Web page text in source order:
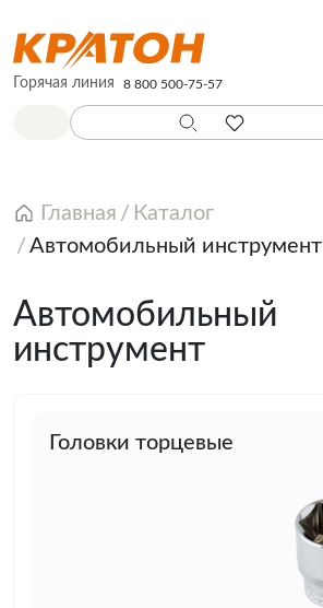
Горячая линия 8 800 500-75-57
Главная
Каталог
Автомобильный инструмент
Автомобильный
инструмент
Головки торцевые